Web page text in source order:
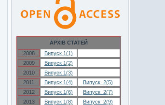
АРХІВ СТАТЕЙ
2008
Випуск 1(1)
2009
Випуск 1(2)
2010
Випуск 1(3)
2011
Випуск 1(4)
Випуск 2(5)
2012
Випуск 1(6)
Випуск 2(7)
2013
Випуск 1(8)
Випуск 2(9)